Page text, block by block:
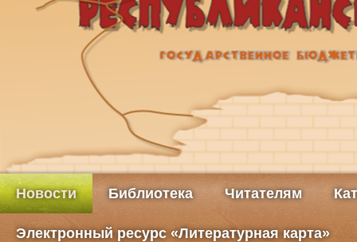
Новости Библиотека Читателям
Электронный ресурс «Литературная карта»